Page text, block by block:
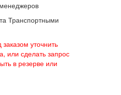
Транспортными
уточнить
или сделать запрос
в резерве или